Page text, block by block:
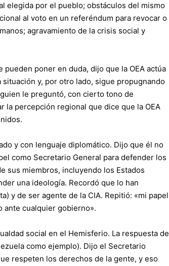
elegida por el pueblo; obstáculos del mismo
al voto en un referéndum para revocar o
agravamiento de la crisis social y
poner en duda, dijo que la OEA actúa
y, por otro lado, sigue propugnando
le preguntó, con cierto tono de
la percepción regional que dice que la OEA
y con lenguaje diplomático. Dijo que él no
como Secretario General para defender los
sus miembros, incluyendo los Estados
una ideología. Recordó que lo han
y de ser agente de la CIA. Repitió: «mi papel
ante cualquier gobierno».
social en el Hemisferio. La respuesta de
como ejemplo). Dijo el Secretario
respeten los derechos de la gente, y eso